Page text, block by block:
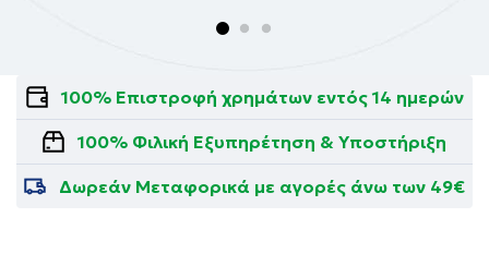
100% Επιστροφή χρημάτων εντός 14 ημερών
100% Φιλική Εξυπηρέτηση & Υποστήριξη
Δωρεάν Μεταφορικά με αγορές άνω των 49€